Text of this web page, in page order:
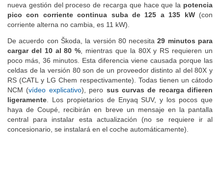
nueva gestión del proceso de recarga que hace que la potencia
pico con corriente continua suba de 125 a 135 kW(con
corriente alterna no cambia, es 11 kW).
De acuerdo con Škoda, la versión 80 necesita29 minutos para
cargar del 10 al 80 %, mientras que la 80X y RS requieren un
poco más, 36 minutos. Esta diferencia viene causada porque las
celdas de la versión 80 son de un proveedor distinto al del 80X y
RS (CATL y LG Chem respectivamente). Todas tienen un cátodo
NCM (vídeo explicativo), pero sus curvas de recarga difieren
ligeramente. Los propietarios de Enyaq SUV, y los pocos que
haya de Coupé, recibirán en breve un mensaje en la pantalla
central para instalar esta actualización (no se requiere ir al
concesionario, se instalará en el coche automáticamente).